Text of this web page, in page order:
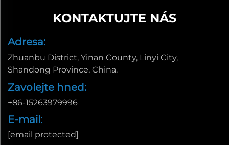
KONTAKTUJTE NÁS
Adresa:
Zhuanbu District, Yinan County, Linyi City,
Shandong Province, China.
Zavolejte hned:
+86-15263979996
E-mail:
[email protected]